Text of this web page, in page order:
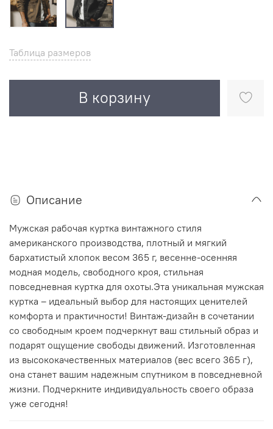
Таблица размеров
В корзину
Описание
Мужская рабочая куртка винтажного стиля
американского производства, плотный и мягкий
бархатистый хлопок весом 365 г, весенне-осенняя
модная модель, свободного кроя, стильная
повседневная куртка для охоты.Эта уникальная мужская
куртка – идеальный выбор для настоящих ценителей
комфорта и практичности! Винтаж-дизайн в сочетании
со свободным кроем подчеркнут ваш стильный образ и
подарят ощущение свободы движений. Изготовленная
из высококачественных материалов (вес всего 365 г),
она станет вашим надежным спутником в повседневной
жизни. Подчеркните индивидуальность своего образа
уже сегодня!